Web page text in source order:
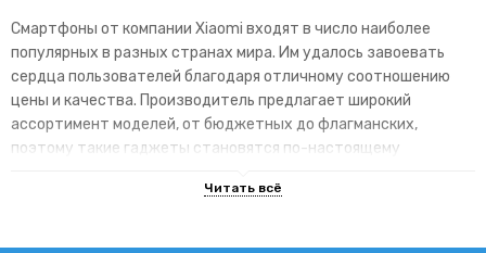
Смартфоны от компании Xiaomi входят в число наиболее
популярных в разных странах мира. Им удалось завоевать
сердца пользователей благодаря отличному соотношению
цены и качества. Производитель предлагает широкий
ассортимент моделей, от бюджетных до флагманских,
поэтому такие гаджеты становятся по-настоящему
линейки гаджетов